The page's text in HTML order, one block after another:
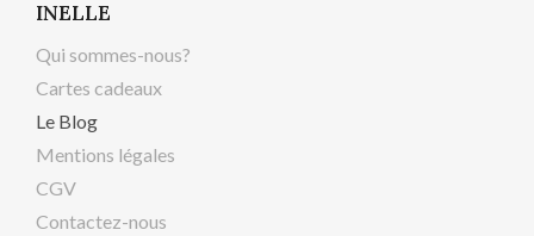
INELLE
Qui sommes-nous?
Cartes cadeaux
Le Blog
Mentions légales
CGV
Contactez-nous